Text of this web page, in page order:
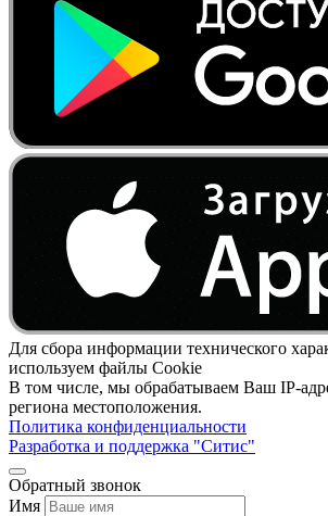
Для сбора информации технического
используем файлы Cookie
В том числе, мы обрабатываем Ваш IP-
региона местоположения.
Политика конфиденциальности
Разработка и поддержка "Ситис"
Обратный звонок
Имя